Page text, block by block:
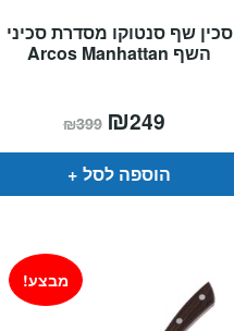
סכין שף סנטוקו מסדרת סכיני
השף Arcos Manhattan
₪399 המחיר
המקורי
היה:
₪399.
₪249
הוא:
הוספה לסל
מבצע!